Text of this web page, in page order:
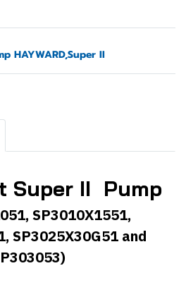
HAYWARD,Super II
Super II Pump
SP3010X1551,
SP3025X30G51 and